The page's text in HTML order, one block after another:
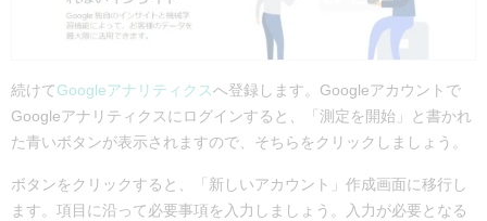
続けてGoogleアナリティクスへ登録します。Googleアカウントで
Googleアナリティクスにログインすると、「測定を開始」と書かれ
た青いボタンが表示されますので、そちらをクリックしましょう。
ボタンをクリックすると、「新しいアカウント」作成画面に移行し
ます。項目に沿って必要事項を入力しましょう。入力が必要となる